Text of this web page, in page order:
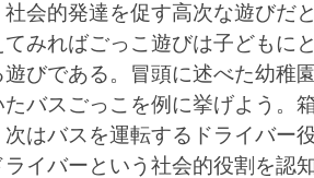
社会的発達を促す高次な遊びだ
みればごっこ遊びは子どもに
遊びである。冒頭に述べた幼稚
たバスごっこを例に挙げよう。
次はバスを運転するドライバー
ライバーという社会的役割を認